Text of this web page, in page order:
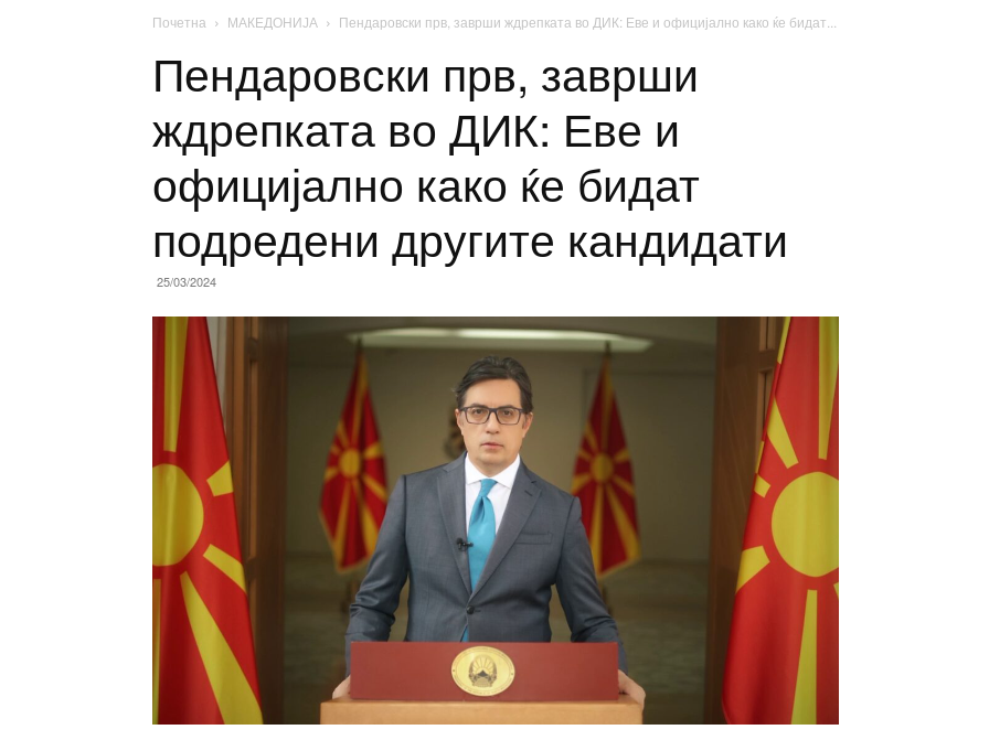
Почетна МАКЕДОНИЈА Пендаровски прв, заврши ждрепката во ДИК: Еве и официјално како ќе бидат...
Пендаровски прв, заврши
ждрепката во ДИК: Еве и
официјално како ќе бидат
подредени другите кандидати
25/03/2024